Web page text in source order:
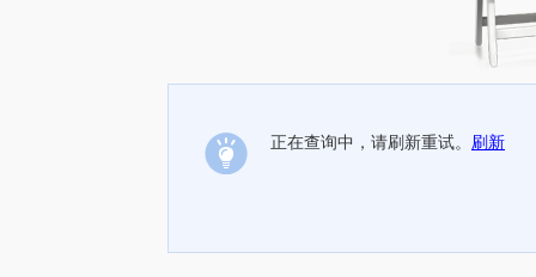
正在查询中，请刷新重试。 刷新